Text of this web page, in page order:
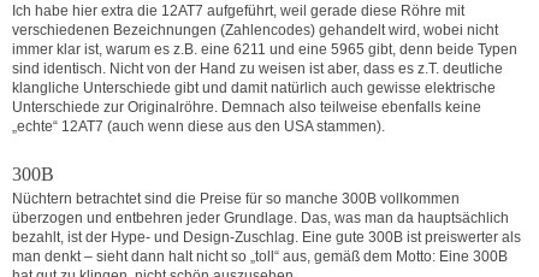
Ich habe hier extra die 12AT7 aufgeführt, weil gerade diese Röhre mit
verschiedenen Bezeichnungen (Zahlencodes) gehandelt wird, wobei nicht
immer klar ist, warum es z.B. eine 6211 und eine 5965 gibt, denn beide Typen
sind identisch. Nicht von der Hand zu weisen ist aber, dass es z.T. deutliche
klangliche Unterschiede gibt und damit natürlich auch gewisse elektrische
Unterschiede zur Originalröhre. Demnach also teilweise ebenfalls keine
„echte“ 12AT7 (auch wenn diese aus den USA stammen).
300B
Nüchtern betrachtet sind die Preise für so manche 300B vollkommen
überzogen und entbehren jeder Grundlage. Das, was man da hauptsächlich
bezahlt, ist der Hype- und Design-Zuschlag. Eine gute 300B ist preiswerter als
man denkt – sieht dann halt nicht so „toll“ aus, gemäß dem Motto: Eine 300B